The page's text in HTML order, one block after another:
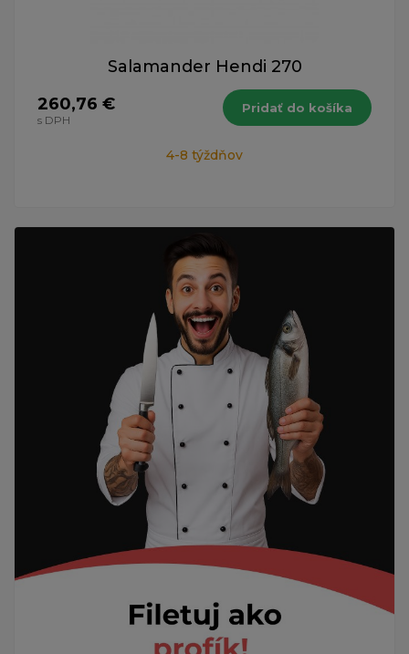
Salamander Hendi 270
260,76 €
s DPH
Pridať do košíka
4-8 týždňov